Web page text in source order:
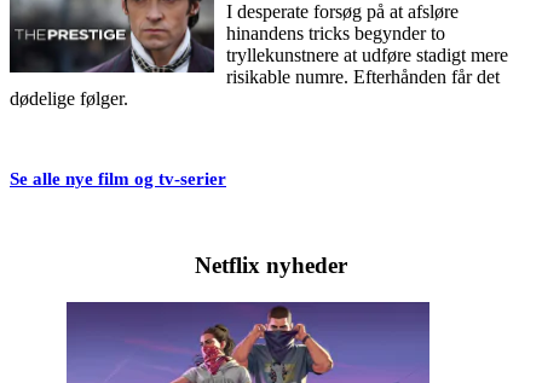
I desperate forsøg på at afsløre
hinandens tricks begynder to
tryllekunstnere at udføre stadigt mere
risikable numre. Efterhånden får det
dødelige følger.
Se alle nye film og tv-serier
Netflix nyheder